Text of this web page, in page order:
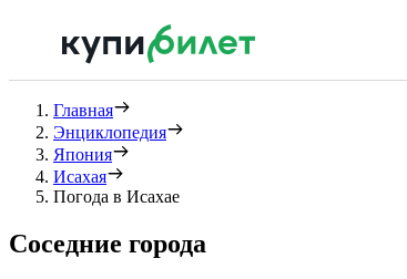
Главная
Энциклопедия
Япония
Исахая
Погода в Исахае
Соседние города